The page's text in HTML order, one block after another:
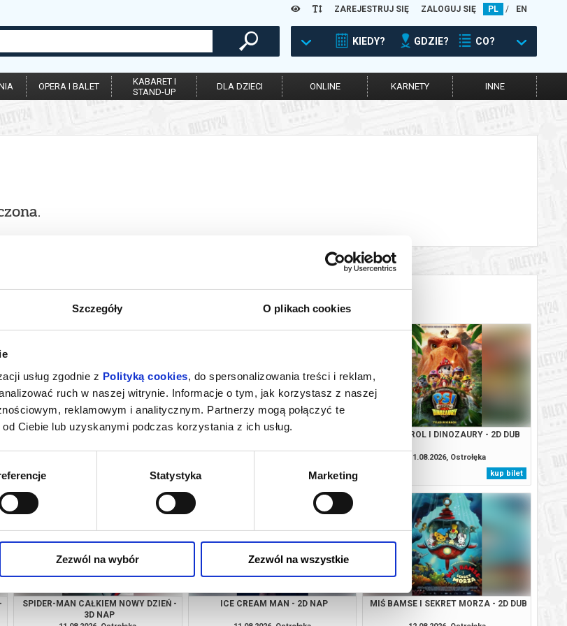
Szczegóły O plikach cookies
usług zgodnie z Polityką cookies, do spersonalizowania treści i reklam,
ruch w naszej witrynie. Informacje o tym, jak korzystasz z naszej
reklamowym i analitycznym. Partnerzy mogą połączyć te
Ciebie lub uzyskanymi podczas korzystania z ich usług.
Statystyka Marketing
Zezwól na wybór Zezwól na wszystkie
ZAREJESTRUJ SIĘ ZALOGUJ SIĘ PL / EN
KIEDY? GDZIE? CO?
OPERA I BALET
KABARET I
STAND-UP
DLA DZIECI ONLINE KARNETY INNE
SPIDER-MAN CAŁKIEM NOWY DZIEŃ -
kup bilet
SPIDER-MAN CAŁKIEM NOWY DZIEŃ -
kup bilet
PSI PATROL I DINOZAURY - 2D DUB
11.08.2026, Ostrołęka
kup bilet
SPIDER-MAN CAŁKIEM NOWY DZIEŃ -
3D NAP
ICE CREAM MAN - 2D NAP MIŚ BAMSE I SEKRET MORZA - 2D DUB